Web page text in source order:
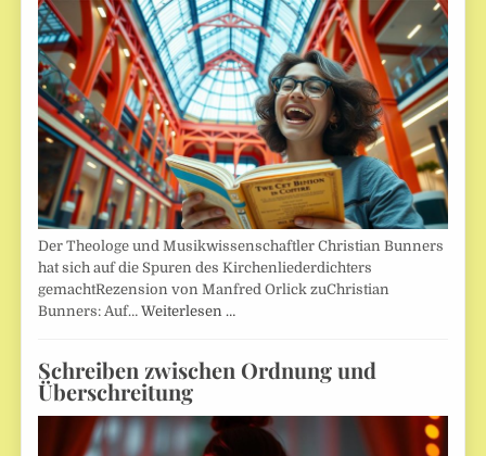
Der Theologe und Musikwissenschaftler Christian Bunners
hat sich auf die Spuren des Kirchenliederdichters
gemachtRezension von Manfred Orlick zuChristian
Bunners: Auf…Weiterlesen …
Schreiben zwischen Ordnung und
Überschreitung